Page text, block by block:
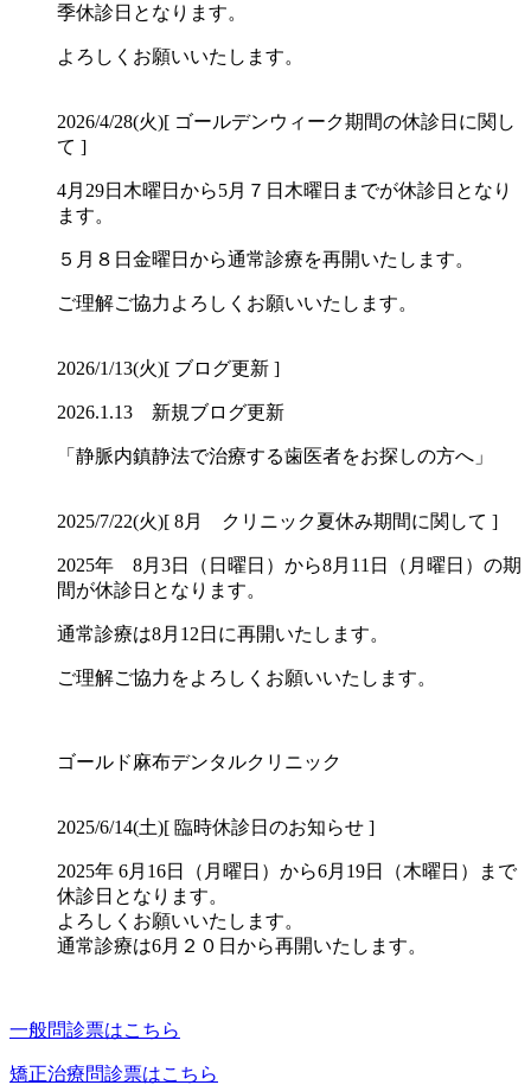
季休診日となります。
よろしくお願いいたします。
2026/4/28(火)[ ゴールデンウィーク期間の休診日に関し
て ]
4月29日木曜日から5月７日木曜日までが休診日となり
ます。
５月８日金曜日から通常診療を再開いたします。
ご理解ご協力よろしくお願いいたします。
2026/1/13(火)[ ブログ更新 ]
2026.1.13 新規ブログ更新
「静脈内鎮静法で治療する歯医者をお探しの方へ」
2025/7/22(火)[ 8月 クリニック夏休み期間に関して ]
2025年 8月3日（日曜日）から8月11日（月曜日）の期
間が休診日となります。
通常診療は8月12日に再開いたします。
ご理解ご協力をよろしくお願いいたします。
ゴールド麻布デンタルクリニック
2025/6/14(土)[ 臨時休診日のお知らせ ]
2025年 6月16日（月曜日）から6月19日（木曜日）まで
休診日となります。
よろしくお願いいたします。
通常診療は6月２０日から再開いたします。
一般問診票はこちら
矯正治療問診票はこちら